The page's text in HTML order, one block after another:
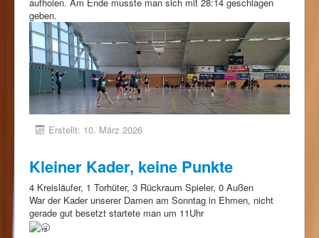
geben.
Erstellt: 10. März 2026
Kleiner Kader, keine Punkte
4 Kreisläufer, 1 Torhüter, 3 Rückraum Spieler, 0 Außen
War der Kader unserer Damen am Sonntag in Ehmen, nicht
gerade gut besetzt startete man um 11Uhr